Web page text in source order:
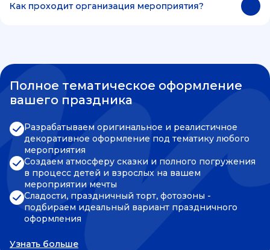
Как проходит организация мероприятия?
Полное тематическое оформление
вашего праздника
Разрабатываем оригинальное и реалистичное
декоративное оформление под тематику любого
мероприятия
Создаем атмосферу сказки и полного погружения
в процесс детей и взрослых на вашем
мероприятии мечты
Сладости, праздничный торт, фотозоны -
подбираем идеальный вариант праздничного
оформления
Узнать больше